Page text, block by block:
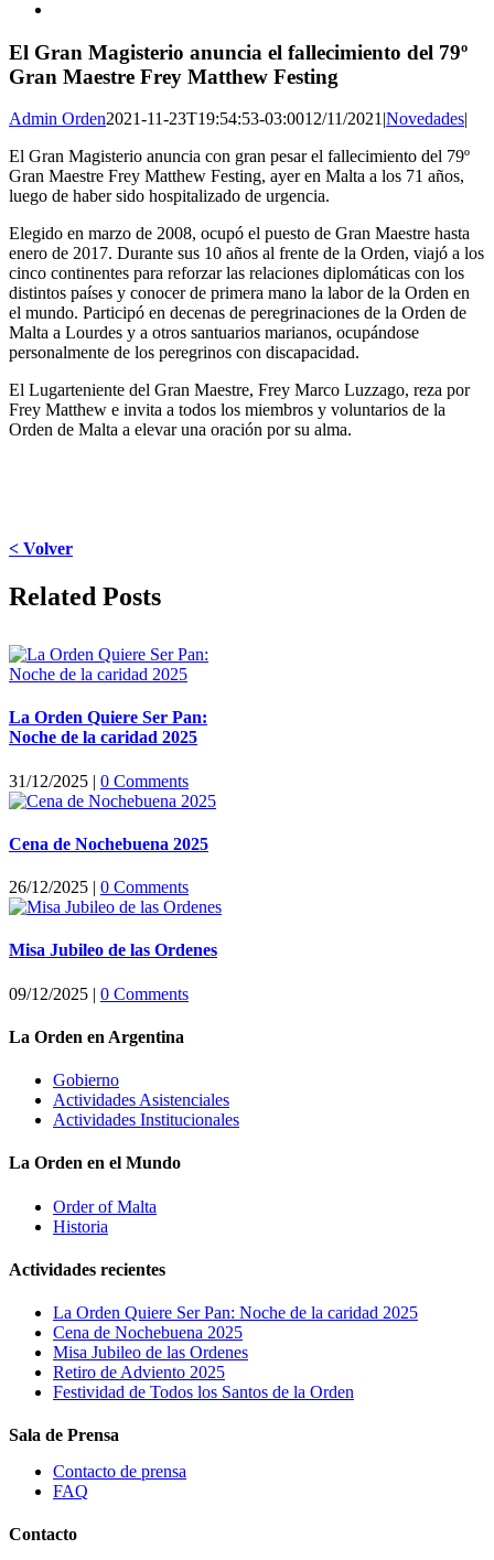
El Gran Magisterio anuncia el fallecimiento del 79º
Gran Maestre Frey Matthew Festing
Admin Orden2021-11-23T19:54:53-03:0012/11/2021|Novedades|
El Gran Magisterio anuncia con gran pesar el fallecimiento del 79º
Gran Maestre Frey Matthew Festing, ayer en Malta a los 71 años,
luego de haber sido hospitalizado de urgencia.
Elegido en marzo de 2008, ocupó el puesto de Gran Maestre hasta
enero de 2017. Durante sus 10 años al frente de la Orden, viajó a los
cinco continentes para reforzar las relaciones diplomáticas con los
distintos países y conocer de primera mano la labor de la Orden en
el mundo. Participó en decenas de peregrinaciones de la Orden de
Malta a Lourdes y a otros santuarios marianos, ocupándose
personalmente de los peregrinos con discapacidad.
El Lugarteniente del Gran Maestre, Frey Marco Luzzago, reza por
Frey Matthew e invita a todos los miembros y voluntarios de la
Orden de Malta a elevar una oración por su alma.
< Volver
Facebook
X
LinkedIn
WhatsApp
Pinterest
Email
Related Posts
La Orden Quiere Ser Pan:
Noche de la caridad 2025
31/12/2025 | 0 Comments
Cena de Nochebuena 2025
26/12/2025 | 0 Comments
Misa Jubileo de las Ordenes
09/12/2025 | 0 Comments
La Orden en Argentina
Gobierno
Actividades Asistenciales
Actividades Institucionales
La Orden en el Mundo
Order of Malta
Historia
Actividades recientes
La Orden Quiere Ser Pan: Noche de la caridad 2025
Cena de Nochebuena 2025
Misa Jubileo de las Ordenes
Retiro de Adviento 2025
Festividad de Todos los Santos de la Orden
Sala de Prensa
Contacto de prensa
FAQ
Contacto